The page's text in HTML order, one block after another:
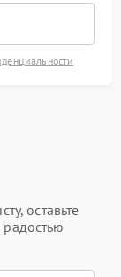
оставьте